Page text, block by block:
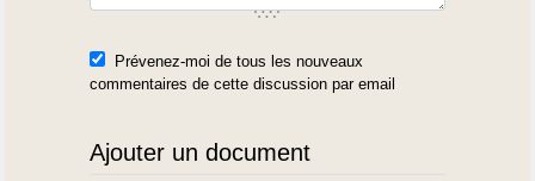
Prévenez-moi de tous les nouveaux
commentaires de cette discussion par email
Ajouter un document